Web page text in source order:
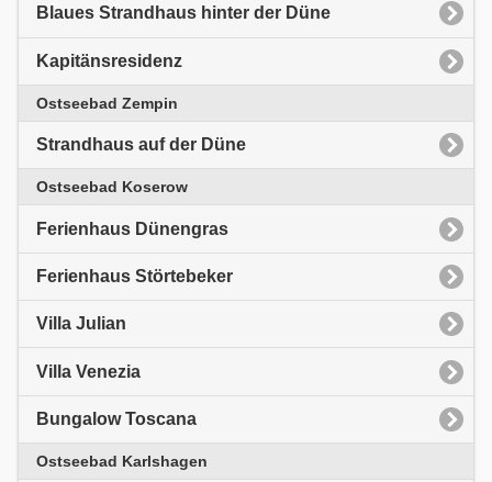
Blaues Strandhaus hinter der Düne
Kapitänsresidenz
Ostseebad Zempin
Strandhaus auf der Düne
Ostseebad Koserow
Ferienhaus Dünengras
Ferienhaus Störtebeker
Villa Julian
Villa Venezia
Bungalow Toscana
Ostseebad Karlshagen